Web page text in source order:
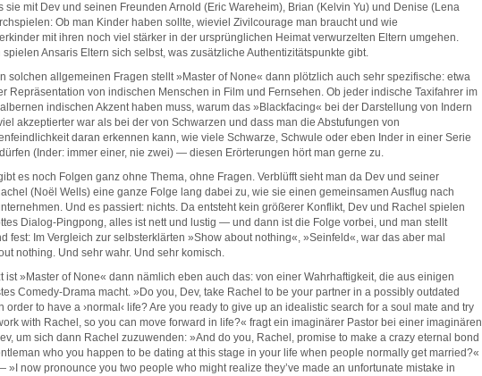
sie mit Dev und seinen Freunden Arnold (Eric Wareheim), Brian (Kelvin Yu) und Denise (Lena
Ob man Kinder haben sollte, wieviel Zivilcourage man braucht und wie
mit ihren noch viel stärker in der ursprünglichen Heimat verwurzelten Eltern umgehen.
spielen Ansaris Eltern sich selbst, was zusätzliche Authentizitätspunkte gibt.
solchen allgemeinen Fragen stellt »Master of None« dann plötzlich auch sehr spezifische: etwa
Repräsentation von indischen Menschen in Film und Fernsehen. Ob jeder indische Taxifahrer im
indischen Akzent haben muss, warum das »Blackfacing« bei der Darstellung von Indern
akzeptierter war als bei der von Schwarzen und dass man die Abstufungen von
daran erkennen kann, wie viele Schwarze, Schwule oder eben Inder in einer Serie
(Inder: immer einer, nie zwei) — diesen Erörterungen hört man gerne zu.
es noch Folgen ganz ohne Thema, ohne Fragen. Verblüfft sieht man da Dev und seiner
(Noël Wells) eine ganze Folge lang dabei zu, wie sie einen gemeinsamen Ausflug nach
Und es passiert: nichts. Da entsteht kein größerer Konflikt, Dev und Rachel spielen
Dialog-Pingpong, alles ist nett und lustig — und dann ist die Folge vorbei, und man stellt
fest: Im Vergleich zur selbsterklärten »Show about nothing«, »Seinfeld«, war das aber mal
nothing. Und sehr wahr. Und sehr komisch.
ist »Master of None« dann nämlich eben auch das: von einer Wahrhaftigkeit, die aus einigen
Comedy-Drama macht. »Do you, Dev, take Rachel to be your partner in a possibly outdated
order to have a ›normal‹ life? Are you ready to give up an idealistic search for a soul mate and try
with Rachel, so you can move forward in life?« fragt ein imaginärer Pastor bei einer imaginären
um sich dann Rachel zuzuwenden: »And do you, Rachel, promise to make a crazy eternal bond
who you happen to be dating at this stage in your life when people normally get married?«
now pronounce you two people who might realize they’ve made an unfortunate mistake in